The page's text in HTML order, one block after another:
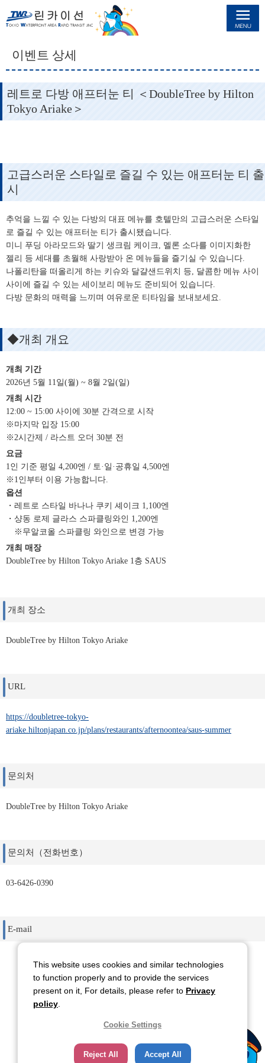
이벤트 상세
레트로 다방 애프터눈 티 ＜DoubleTree by Hilton
Tokyo Ariake＞
고급스러운 스타일로 즐길 수 있는 애프터눈 티 출
시
추억을 느낄 수 있는 다방의 대표 메뉴를 호텔만의 고급스러운 스타일
로 즐길 수 있는 애프터눈 티가 출시됐습니다.
미니 푸딩 아라모드와 딸기 생크림 케이크, 멜론 소다를 이미지화한
젤리 등 세대를 초월해 사랑받아 온 메뉴들을 즐기실 수 있습니다.
나폴리탄을 떠올리게 하는 키슈와 달걀샌드위치 등, 달콤한 메뉴 사이
사이에 즐길 수 있는 세이보리 메뉴도 준비되어 있습니다.
다방 문화의 매력을 느끼며 여유로운 티타임을 보내보세요.
◆개최 개요
개최 기간
2026년 5월 11일(월) ~ 8월 2일(일)
개최 시간
12:00 ~ 15:00 사이에 30분 간격으로 시작
※마지막 입장 15:00
※2시간제 / 라스트 오더 30분 전
요금
1인 기준 평일 4,200엔 / 토·일·공휴일 4,500엔
※1인부터 이용 가능합니다.
옵션
・레트로 스타일 바나나 쿠키 셰이크 1,100엔
・샹동 로제 글라스 스파클링와인 1,200엔
※무알코올 스파클링 와인으로 변경 가능
개최 매장
DoubleTree by Hilton Tokyo Ariake 1층 SAUS
개최 장소
DoubleTree by Hilton Tokyo Ariake
URL
https://doubletree-tokyo-
ariake.hiltonjapan.co.jp/plans/restaurants/afternoontea/saus-summer
문의처
DoubleTree by Hilton Tokyo Ariake
문의처（전화번호）
03-6426-0390
E-mail
돌아 가기
This website uses cookies and similar technologies
to function properly and to provide the services
present on it, For details, please refer to Privacy
policy
Cookie Settings
Reject All Accept All